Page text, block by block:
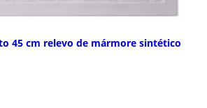
45 cm relevo de mármore sintético